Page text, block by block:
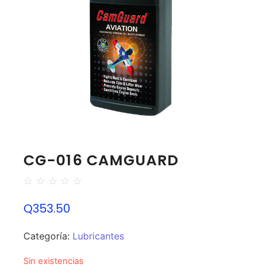
CG-016 CAMGUARD
☆ ☆ ☆ ☆ ☆
Q353.50
Categoría: Lubricantes
Sin existencias